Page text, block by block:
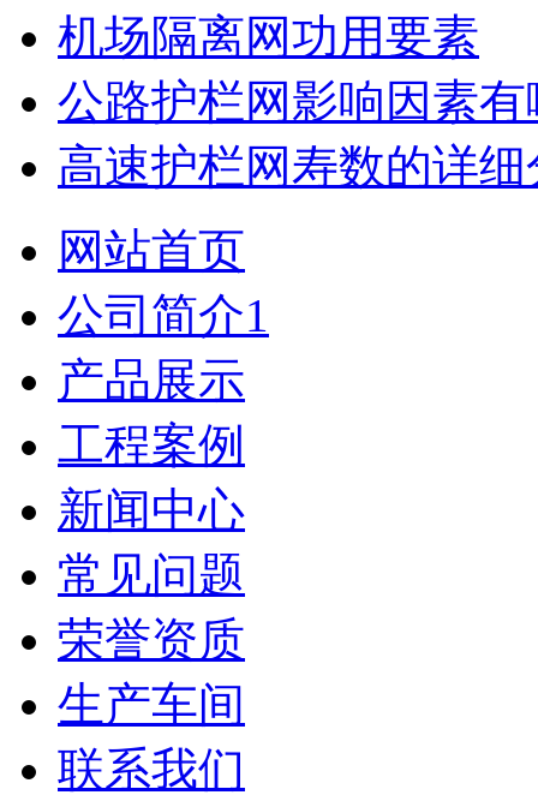
机场隔离网功用要素
公路护栏网影响因素
高速护栏网寿数的详细
网站首页
公司简介1
产品展示
工程案例
新闻中心
常见问题
荣誉资质
生产车间
联系我们